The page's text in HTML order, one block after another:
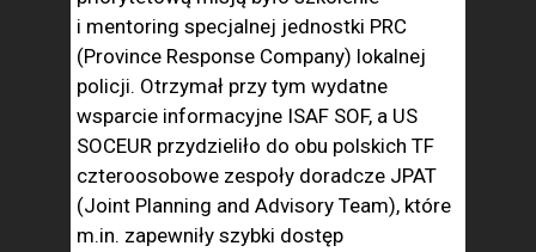
i mentoring specjalnej jednostki PRC
(Province Response Company) lokalnej
policji. Otrzymał przy tym wydatne
wsparcie informacyjne ISAF SOF, a US
SOCEUR przydzieliło do obu polskich TF
czteroosobowe zespoły doradcze JPAT
(Joint Planning and Advisory Team), które
m.in. zapewniły szybki dostęp